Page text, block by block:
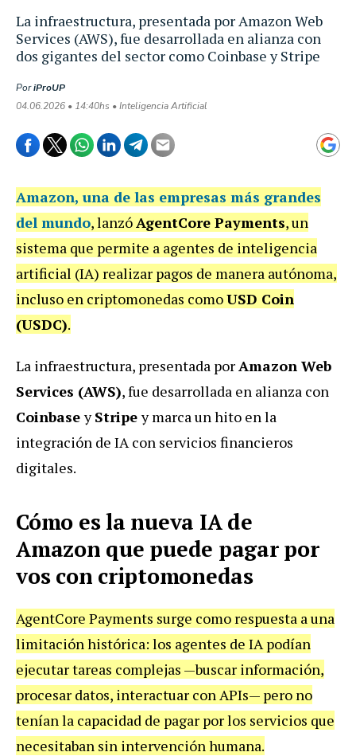
La infraestructura, presentada por Amazon Web
Services (AWS), fue desarrollada en alianza con
dos gigantes del sector como Coinbase y Stripe
PoriProUP
04.06.2026 • 14:40hs • Inteligencia Artificial
Amazon, una de las empresas más grandes
del mundo, lanzóAgentCore Payments, un
sistema que permite a agentes de inteligencia
artificial (IA) realizar pagos de manera autónoma,
incluso en criptomonedas comoUSD Coin
(USDC).
La infraestructura, presentada porAmazon Web
Services (AWS), fue desarrollada en alianza con
CoinbaseyStripey marca un hito en la
integración de IA con servicios financieros
digitales.
Cómo es la nueva IA de
Amazon que puede pagar por
vos con criptomonedas
AgentCore Payments surge como respuesta a una
limitación histórica: los agentes de IA podían
ejecutar tareas complejas —buscar información,
procesar datos, interactuar con APIs— pero no
tenían la capacidad de pagar por los servicios que
necesitaban sin intervención humana.